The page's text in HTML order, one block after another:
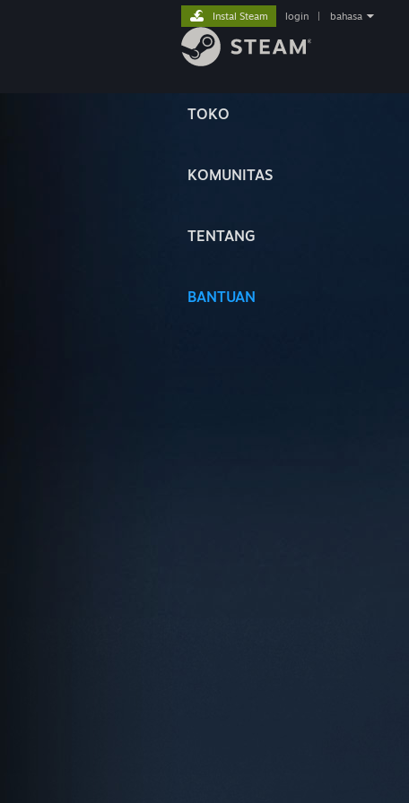
TOKO
KOMUNITAS
TENTANG
BANTUAN
Instal Steam login bahasa